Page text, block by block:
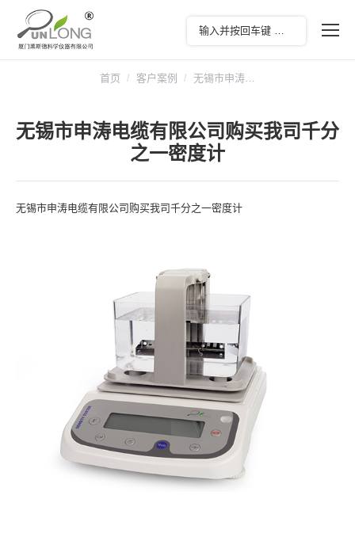
首页 客户案例 无锡市申涛…
无锡市申涛电缆有限公司购买我司千分
之一密度计
无锡市申涛电缆有限公司购买我司千分之一密度计